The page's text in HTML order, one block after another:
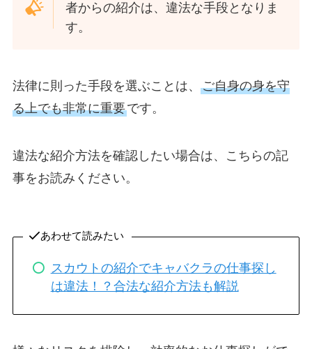
者からの紹介は、違法な手段となりま
す。
法律に則った手段を選ぶことは、 ご自身の身を守
る上でも非常に重要です。
違法な紹介方法を確認したい場合は、こちらの記
事をお読みください。
あわせて読みたい
スカウトの紹介でキャバクラの仕事探し
は違法！？合法な紹介方法も解説